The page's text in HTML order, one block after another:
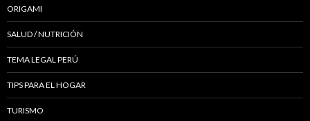
ORIGAMI
SALUD / NUTRICIÓN
TEMA LEGAL PERÚ
TIPS PARA EL HOGAR
TURISMO